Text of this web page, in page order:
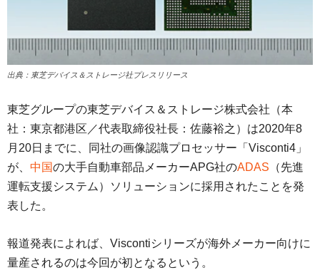
出典：東芝デバイス＆ストレージ社プレスリリース
東芝グループの東芝デバイス＆ストレージ株式会社（本
社：東京都港区／代表取締役社長：佐藤裕之）は2020年8
月20日までに、同社の画像認識プロセッサー「Visconti4」
が、 中国の大手自動車部品メーカーAPG社のADAS （先進
運転支援システム）ソリューションに採用されたことを発
表した。
報道発表によれば、Viscontiシリーズが海外メーカー向けに
量産されるのは今回が初となるという。